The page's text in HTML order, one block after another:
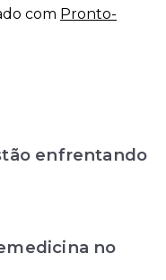
com Pronto-
enfrentando
no